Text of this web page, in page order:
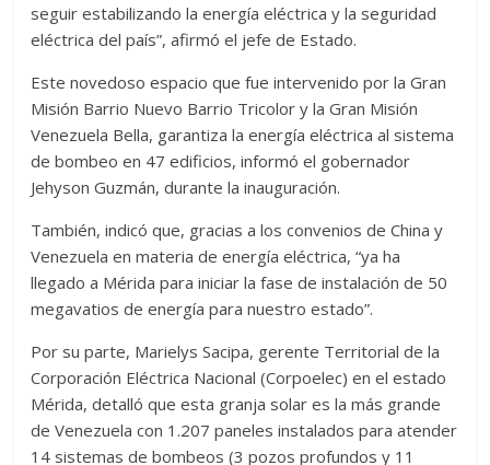
seguir estabilizando la energía eléctrica y la seguridad
eléctrica del país”, afirmó el jefe de Estado.
Este novedoso espacio que fue intervenido por la Gran
Misión Barrio Nuevo Barrio Tricolor y la Gran Misión
Venezuela Bella, garantiza la energía eléctrica al sistema
de bombeo en 47 edificios, informó el gobernador
Jehyson Guzmán, durante la inauguración.
También, indicó que, gracias a los convenios de China y
Venezuela en materia de energía eléctrica, “ya ha
llegado a Mérida para iniciar la fase de instalación de 50
megavatios de energía para nuestro estado”.
Por su parte, Marielys Sacipa, gerente Territorial de la
Corporación Eléctrica Nacional (Corpoelec) en el estado
Mérida, detalló que esta granja solar es la más grande
de Venezuela con 1.207 paneles instalados para atender
14 sistemas de bombeos (3 pozos profundos y 11